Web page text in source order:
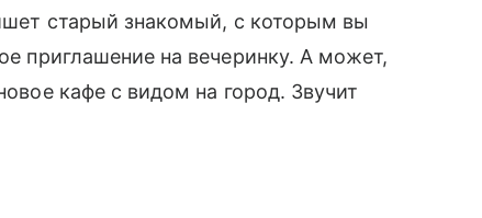
старый знакомый, с которым вы
приглашение на вечеринку. А может,
кафе с видом на город. Звучит